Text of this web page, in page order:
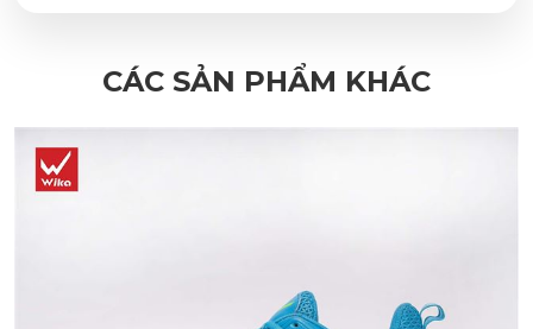
CÁC SẢN PHẨM KHÁC